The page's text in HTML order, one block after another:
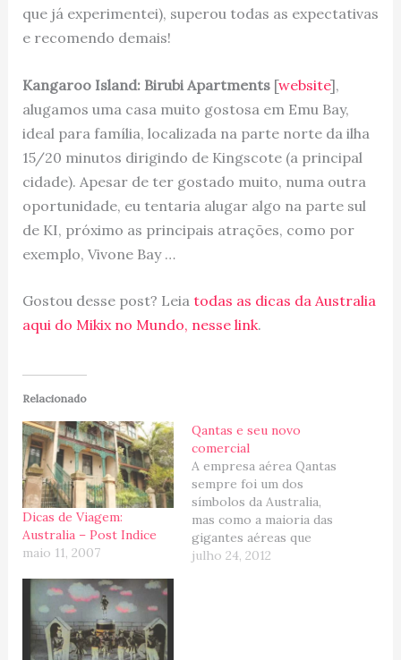
que já experimentei), superou todas as expectativas
e recomendo demais!
Kangaroo Island: Birubi Apartments[website],
alugamos uma casa muito gostosa em Emu Bay,
ideal para família, localizada na parte norte da ilha
15/20 minutos dirigindo de Kingscote (a principal
cidade). Apesar de ter gostado muito, numa outra
oportunidade, eu tentaria alugar algo na parte sul
de KI, próximo as principais atrações, como por
exemplo, Vivone Bay …
Gostou desse post? Leia todas as dicas da Australia
aqui do Mikix no Mundo, nesse link.
Relacionado
Dicas de Viagem:
Australia – Post Indice
maio 11, 2007
Qantas e seu novo
comercial
A empresa aérea Qantas
sempre foi um dos
símbolos da Australia,
mas como a maioria das
gigantes aéreas que
ainda não
julho 24, 2012